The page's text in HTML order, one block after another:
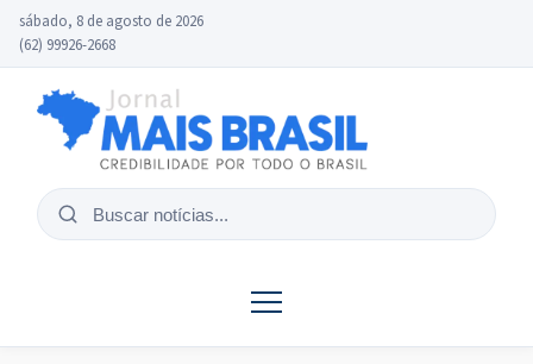
sábado, 8 de agosto de 2026
(62) 99926-2668
Buscar